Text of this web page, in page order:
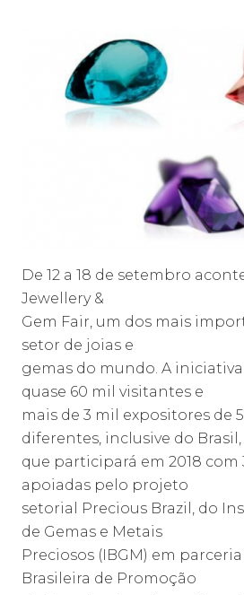
De 12 a 18 de setembro
Jewellery &
Gem Fair, um dos mais
setor de joias e
gemas do mundo. A
quase 60 mil visitantes e
mais de 3 mil expositores de
diferentes, inclusive do Brasil,
que participará em 2018 com
apoiadas pelo projeto
setorial Precious Brazil, do
de Gemas e Metais
Preciosos (IBGM) em
Brasileira de Promoção